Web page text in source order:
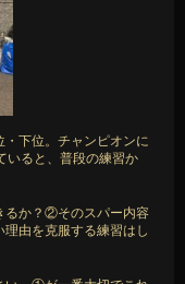
下位。チャンピオンに
いると、普段の練習か
るか？②そのスパー内容
由を克服する練習はし